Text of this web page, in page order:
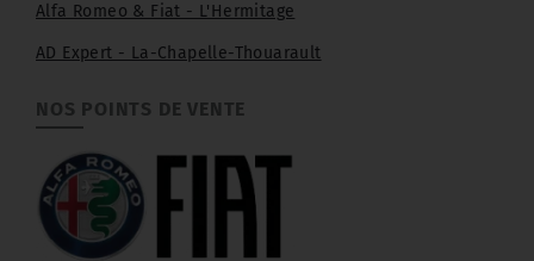
Alfa Romeo & Fiat - L'Hermitage
AD Expert - La-Chapelle-Thouarault
NOS POINTS DE VENTE